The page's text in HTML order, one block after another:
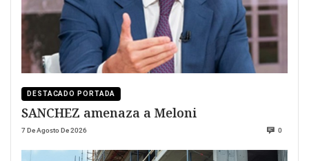
DESTACADO PORTADA
SANCHEZ amenaza a Meloni
7 De Agosto De 2026 0